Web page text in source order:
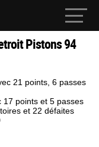
Pistons 94
21 points, 6 passes
17 points et 5 passes
et 22 défaites